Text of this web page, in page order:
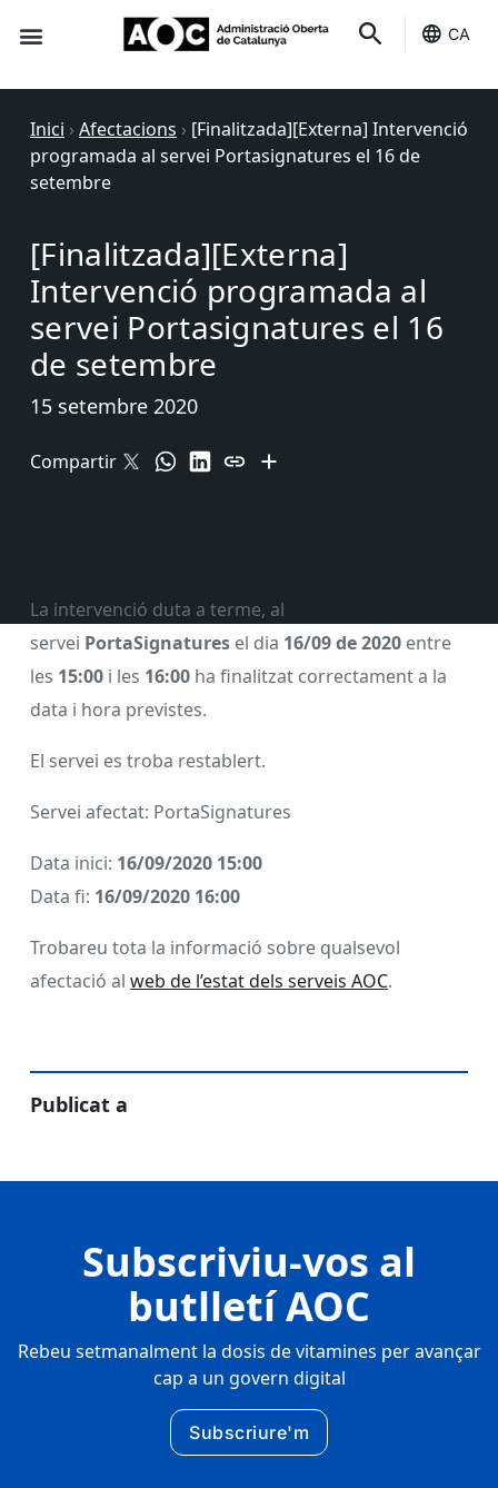
CA
Inici › Afectacions › [Finalitzada][Externa] Intervenció
programada al servei Portasignatures el 16 de
setembre
[Finalitzada][Externa]
Intervenció programada al
servei Portasignatures el 16
de setembre
15 setembre 2020
Compartir
La intervenció duta a terme, al
servei PortaSignatures el dia 16/09 de 2020 entre
les 15:00 i les 16:00 ha finalitzat correctament a la
data i hora previstes.
El servei es troba restablert.
Servei afectat: PortaSignatures
Data inici: 16/09/2020 15:00
Data fi: 16/09/2020 16:00
Trobareu tota la informació sobre qualsevol
afectació al web de l’estat dels serveis AOC.
Publicat a
Subscriviu-vos al
butlletí AOC
Rebeu setmanalment la dosis de vitamines per avançar
cap a un govern digital
Subscriure'm